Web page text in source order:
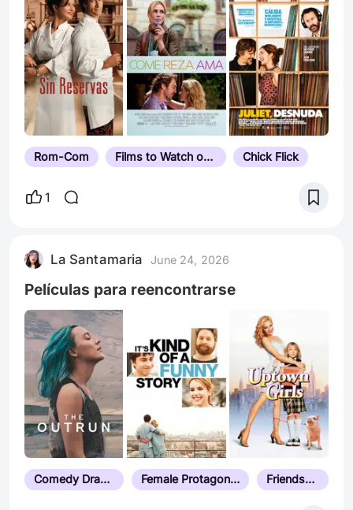
Rom-Com Films to Watch on a Date Chick Flick
1
La Santamaria June 24, 2026
Películas para reencontrarse
Comedy Drama Female Protagonist Friendship